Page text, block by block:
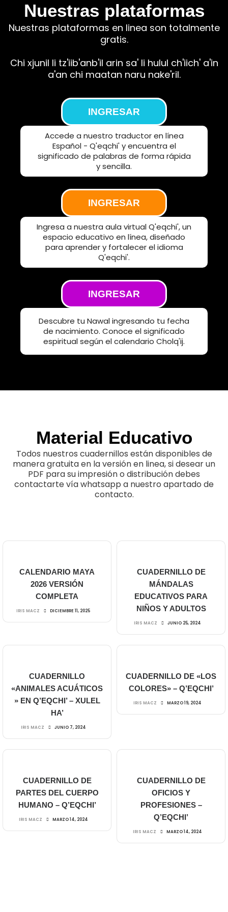
Nuestras plataformas
Nuestras plataformas en linea son totalmente
gratis.
Chi xjunil li tz'iib'anb'il arin sa' li hulul ch'iich' a'in
a'an chi maatan naru nake'ril.
INGRESAR
Accede a nuestro traductor en línea
Español - Q'eqchi' y encuentra el
significado de palabras de forma rápida
y sencilla.
INGRESAR
Ingresa a nuestra aula virtual Q'eqchi', un
espacio educativo en línea, diseñado
para aprender y fortalecer el idioma
Q'eqchi'.
INGRESAR
Descubre tu Nawal ingresando tu fecha
de nacimiento. Conoce el significado
espiritual según el calendario Cholq'ij.
Material Educativo
Todos nuestros cuadernillos están disponibles de
manera gratuita en la versión en linea, si desear un
PDF para su impresión o distribución debes
contactarte vía whatsapp a nuestro apartado de
contacto.
CALENDARIO MAYA
2026 VERSIÓN
COMPLETA
IRIS MACZ DICIEMBRE 11, 2025
CUADERNILLO DE
MÁNDALAS
EDUCATIVOS PARA
NIÑOS Y ADULTOS
IRIS MACZ JUNIO 25, 2024
CUADERNILLO
«ANIMALES ACUÁTICOS
» EN Q’EQCHI’ – XULEL
HA’
IRIS MACZ JUNIO 7, 2024
CUADERNILLO DE «LOS
COLORES» – Q’EQCHI’
IRIS MACZ MARZO 19, 2024
CUADERNILLO DE
PARTES DEL CUERPO
HUMANO – Q’EQCHI’
IRIS MACZ MARZO 14, 2024
CUADERNILLO DE
OFICIOS Y
PROFESIONES –
Q’EQCHI’
IRIS MACZ MARZO 14, 2024